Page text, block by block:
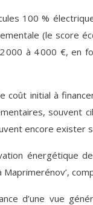
100 %
(le score
à 4 000 €, en
coût initial à
souvent
encore exister
d’une vue